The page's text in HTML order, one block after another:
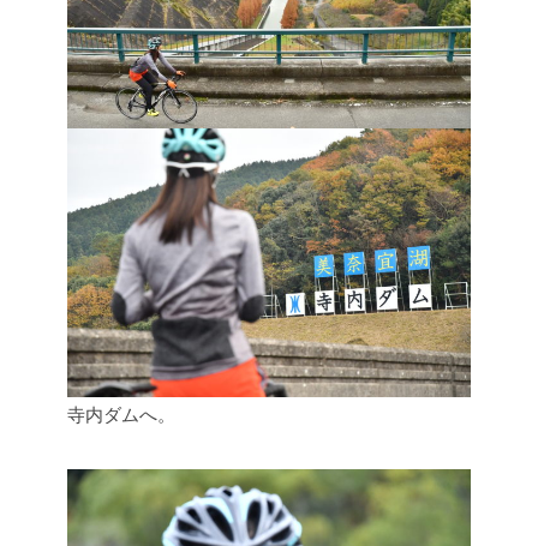
寺内ダムへ。